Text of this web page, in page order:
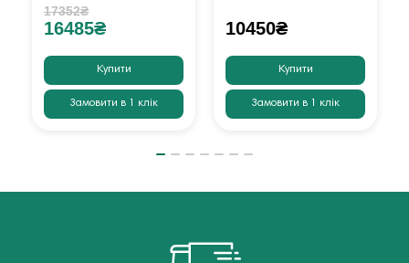
17352₴
16485₴
Купити
Замовити в 1 клік
10450₴
Купити
Замовити в 1 клік